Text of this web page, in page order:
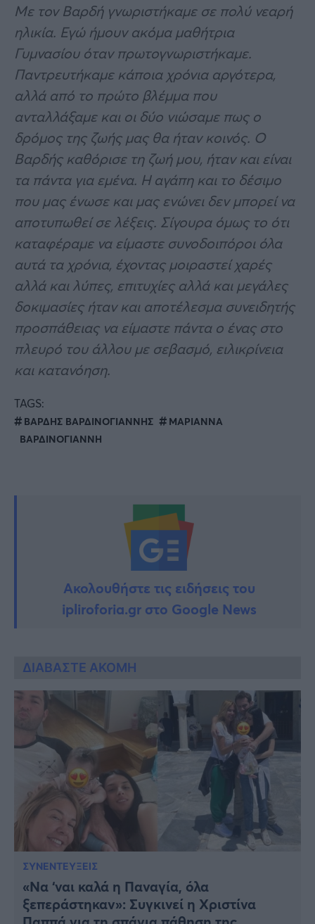
Με τον Βαρδή γνωριστήκαμε σε πολύ νεαρή
ηλικία. Εγώ ήμουν ακόμα μαθήτρια
Γυμνασίου όταν πρωτογνωριστήκαμε.
Παντρευτήκαμε κάποια χρόνια αργότερα,
αλλά από το πρώτο βλέμμα που
ανταλλάξαμε και οι δύο νιώσαμε πως ο
δρόμος της ζωής μας θα ήταν κοινός. Ο
Βαρδής καθόρισε τη ζωή μου, ήταν και είναι
τα πάντα για εμένα. Η αγάπη και το δέσιμο
που μας ένωσε και μας ενώνει δεν μπορεί να
αποτυπωθεί σε λέξεις. Σίγουρα όμως το ότι
καταφέραμε να είμαστε συνοδοιπόροι όλα
αυτά τα χρόνια, έχοντας μοιραστεί χαρές
αλλά και λύπες, επιτυχίες αλλά και μεγάλες
δοκιμασίες ήταν και αποτέλεσμα συνειδητής
προσπάθειας να είμαστε πάντα ο ένας στο
πλευρό του άλλου με σεβασμό, ειλικρίνεια
και κατανόηση.
TAGS:
ΒΑΡΔΗΣ ΒΑΡΔΙΝΟΓΙΑΝΝΗΣ
ΜΑΡΙΑΝΝΑ
ΒΑΡΔΙΝΟΓΙΑΝΝΗ
Ακολουθήστε τις ειδήσεις του
ipliroforia.gr στο Google News
ΔΙΑΒΑΣΤΕ ΑΚΟΜΗ
ΣΥΝΕΝΤΕΥΞΕΙΣ
«Να ‘ναι καλά η Παναγία, όλα
ξεπεράστηκαν»: Συγκινεί η Χριστίνα